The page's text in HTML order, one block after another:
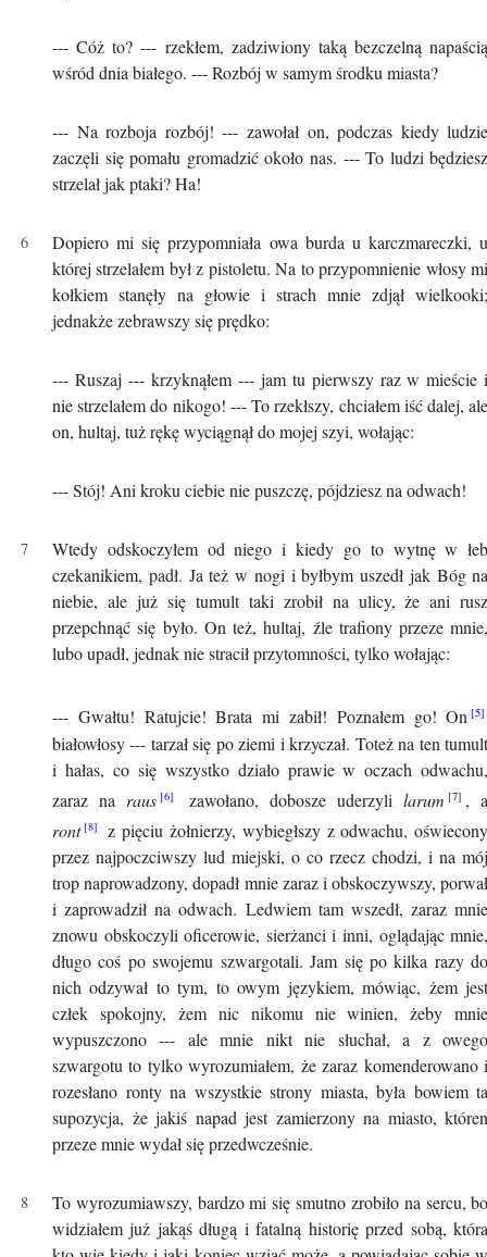
--- Cóż to? --- rzekłem, zadziwiony taką bezczelną
wśród dnia białego. --- Rozbój w samym środku miasta?
--- Na rozboja rozbój! --- zawołał on, podczas kiedy
zaczęli się pomału gromadzić około nas. --- To ludzi
strzelał jak ptaki? Ha!
Dopiero mi się przypomniała owa burda u karczmareczki,
której strzelałem był z pistoletu. Na to przypomnienie włosy
kołkiem stanęły na głowie i strach mnie zdjął
jednakże zebrawszy się prędko:
--- Ruszaj --- krzyknąłem --- jam tu pierwszy raz w mieście
nie strzelałem do nikogo! --- To rzekłszy, chciałem iść dalej,
on, hultaj, tuż rękę wyciągnął do mojej szyi, wołając:
--- Stój! Ani kroku ciebie nie puszczę, pójdziesz na odwach!
Wtedy odskoczyłem od niego i kiedy go to wytnę w
czekanikiem, padł. Ja też w nogi i byłbym uszedł jak Bóg
niebie, ale już się tumult taki zrobił na ulicy, że ani
przepchnąć się było. On też, hultaj, źle trafiony przeze
lubo upadł, jednak nie stracił przytomności, tylko wołając:
--- Gwałtu! Ratujcie! Brata mi zabił! Poznałem go! On
białowłosy --- tarzał się po ziemi i krzyczał. Toteż na ten
i hałas, co się wszystko działo prawie w oczach
zaraz na raus zawołano, dobosze uderzylilarum
,
ront
z pięciu żołnierzy, wybiegłszy z odwachu,
przez najpoczciwszy lud miejski, o co rzecz chodzi, i na
trop naprowadzony, dopadł mnie zaraz i obskoczywszy,
i zaprowadził na odwach. Ledwiem tam wszedł, zaraz
znowu obskoczyli oficerowie, sierżanci i inni, oglądając
długo coś po swojemu szwargotali. Jam się po kilka razy
nich odzywał to tym, to owym językiem, mówiąc, żem
człek spokojny, żem nic nikomu nie winien, żeby
wypuszczono --- ale mnie nikt nie słuchał, a z
szwargotu to tylko wyrozumiałem, że zaraz komenderowano
rozesłano ronty na wszystkie strony miasta, była bowiem
supozycja, że jakiś napad jest zamierzony na miasto,
przeze mnie wydał się przedwcześnie.
To wyrozumiawszy, bardzo mi się smutno zrobiło na sercu,
widziałem już jakąś długą i fatalną historię przed sobą,